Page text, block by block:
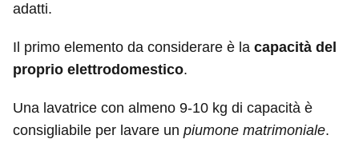
adatti.
Il primo elemento da considerare è la capacità del
proprio elettrodomestico.
Una lavatrice con almeno 9-10 kg di capacità è
consigliabile per lavare un piumone matrimoniale.